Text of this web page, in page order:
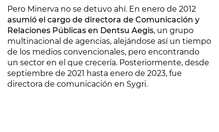
Pero Minerva no se detuvo ahí. En enero de 2012
asumió el cargo de directora de Comunicación y
Relaciones Públicas en Dentsu Aegis, un grupo
multinacional de agencias, alejándose así un tiempo
de los medios convencionales, pero encontrando
un sector en el que crecería. Posteriormente, desde
septiembre de 2021 hasta enero de 2023, fue
directora de comunicación en Sygri.